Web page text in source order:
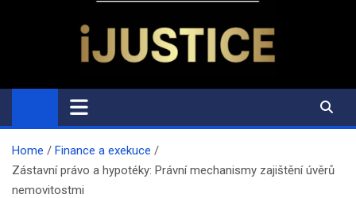
i-Justice.cz
Právo, legislativa a finance v praxi
Home
Finance a exekuce
Zástavní právo a hypotéky: Právní mechanismy zajištění úvěrů
nemovitostmi